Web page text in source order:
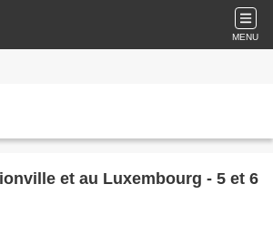
MENU
et au Luxembourg - 5 et 6